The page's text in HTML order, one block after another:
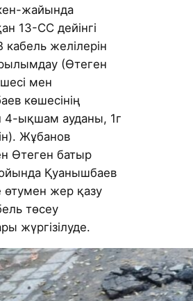
жайында
13-СС дейінгі
желілерін
(Өтеген
мен
көшесінің
ықшам ауданы, 1г
Жұбанов
Өтеген батыр
Қуанышбаев
өтумен жер қазу
төсеу
жүргізілуде.